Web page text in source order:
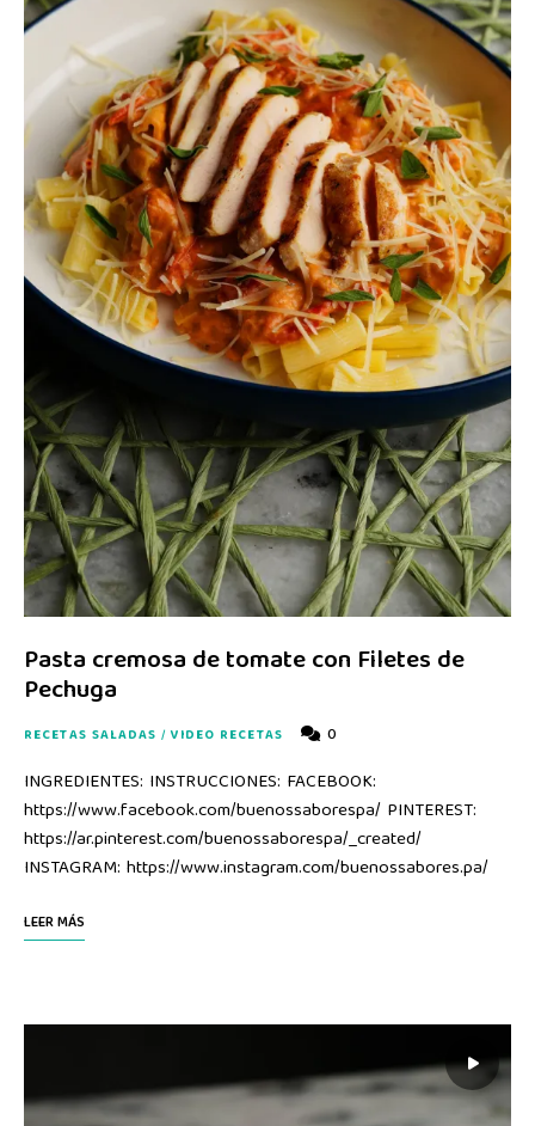
Pasta cremosa de tomate con Filetes de
Pechuga
RECETAS SALADAS /VIDEO RECETAS 0
INGREDIENTES: INSTRUCCIONES: FACEBOOK:
https://www.facebook.com/buenossaborespa/ PINTEREST:
https://ar.pinterest.com/buenossaborespa/_created/
INSTAGRAM: https://www.instagram.com/buenossabores.pa/
LEER MÁS